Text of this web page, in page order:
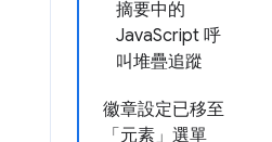
摘要中的
JavaScript 呼
叫堆疊追蹤
徽章設定已移至
「元素」選單